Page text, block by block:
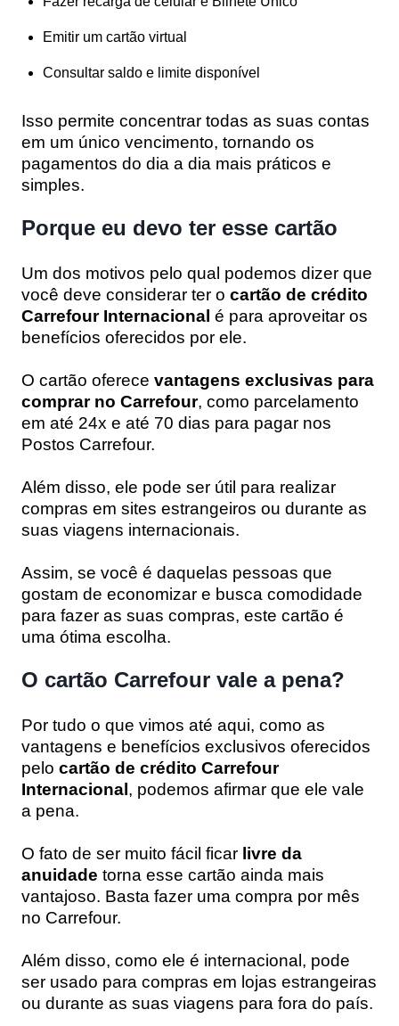
Emitir um cartão virtual
Consultar saldo e limite disponível
Isso permite concentrar todas as suas contas
em um único vencimento, tornando os
pagamentos do dia a dia mais práticos e
simples.
Porque eu devo ter esse cartão
Um dos motivos pelo qual podemos dizer que
você deve considerar ter o cartão de crédito
Carrefour Internacional é para aproveitar os
benefícios oferecidos por ele.
O cartão oferece vantagens exclusivas para
comprar no Carrefour, como parcelamento
em até 24x e até 70 dias para pagar nos
Postos Carrefour.
Além disso, ele pode ser útil para realizar
compras em sites estrangeiros ou durante as
suas viagens internacionais.
Assim, se você é daquelas pessoas que
gostam de economizar e busca comodidade
para fazer as suas compras, este cartão é
uma ótima escolha.
O cartão Carrefour vale a pena?
Por tudo o que vimos até aqui, como as
vantagens e benefícios exclusivos oferecidos
pelo cartão de crédito Carrefour
Internacional, podemos afirmar que ele vale
a pena.
O fato de ser muito fácil ficar livre da
anuidade torna esse cartão ainda mais
vantajoso. Basta fazer uma compra por mês
no Carrefour.
Além disso, como ele é internacional, pode
ser usado para compras em lojas estrangeiras
ou durante as suas viagens para fora do país.